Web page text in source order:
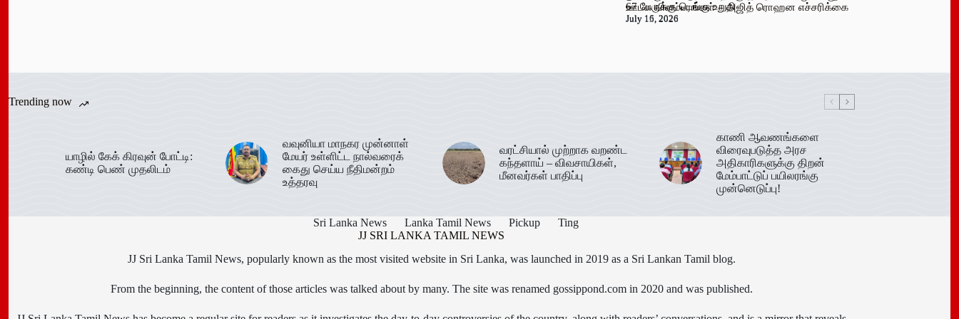
67 பேருக்கு டெங்கு உறுதி
July 16, 2026
ஊடக விளம்பரங்கள் – அஜித் ரொஹன எச்சரிக்கை
July 15, 2026
Trending now
யாழில் கேக் கிரவுன் போட்டி:
கண்டி பெண் முதலிடம்
வவுனியா மாநகர முன்னாள்
மேயர் உள்ளிட்ட நால்வரைக்
கைது செய்ய நீதிமன்றம்
உத்தரவு
வரட்சியால் முற்றாக வறண்ட
கந்தளாய் – விவசாயிகள்,
மீனவர்கள் பாதிப்பு
காணி ஆவணங்களை
விரைவுபடுத்த அரச
அதிகாரிகளுக்கு திறன்
மேம்பாட்டுப் பயிலரங்கு
முன்னெடுப்பு!
Sri Lanka News Lanka Tamil News Pickup
Ting
JJ SRI LANKA TAMIL NEWS
JJ Sri Lanka Tamil News, popularly known as the most visited website in Sri Lanka, was launched in 2019 as a Sri Lankan Tamil blog.
From the beginning, the content of those articles was talked about by many. The site was renamed gossippond.com in 2020 and was published.